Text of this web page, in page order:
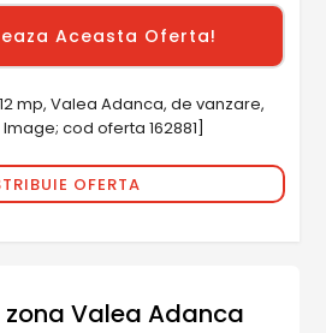
mp, Valea Adanca, de vanzare,
cod oferta 162881]
OFERTA
Valea Adanca